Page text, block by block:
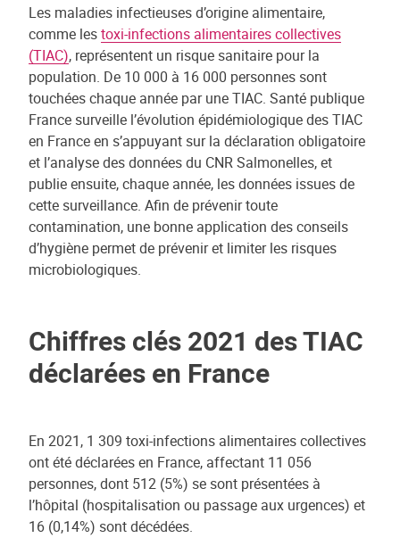
Les maladies infectieuses d’origine alimentaire,
comme lestoxi-infections alimentaires collectives
(TIAC), représentent un risque sanitaire pour la
population. De 10 000 à 16 000 personnes sont
touchées chaque année par une TIAC. Santé publique
France surveille l’évolution épidémiologique des TIAC
en France en s’appuyant sur la déclaration obligatoire
et l’analyse des données du CNR Salmonelles, et
publie ensuite, chaque année, les données issues de
cette surveillance. Afin de prévenir toute
contamination, une bonne application des conseils
d’hygiène permet de prévenir et limiter les risques
microbiologiques.
Chiffres clés 2021 des TIAC
déclarées en France
En 2021, 1 309 toxi-infections alimentaires collectives
ont été déclarées en France, affectant 11 056
personnes, dont 512 (5%) se sont présentées à
l’hôpital (hospitalisation ou passage aux urgences) et
16 (0,14%) sont décédées.